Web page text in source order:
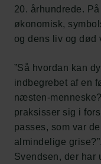
20. århundrede.
økonomisk,
og dens liv og død
”Så hvordan kan
indbegrebet af en
næsten-
praksisser sig i
passes, som var
almindelige
Svendsen, der har